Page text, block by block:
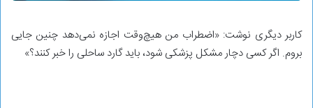
کاربر دیگری نوشت: «اضطراب من هیچ‌وقت اجازه نمی‌دهد چنین جایی
بروم. اگر کسی دچار مشکل پزشکی شود، باید گارد ساحلی را خبر کنند؟»